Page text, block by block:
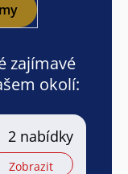
zajímavé
okolí:
2 nabídky
Zobrazit